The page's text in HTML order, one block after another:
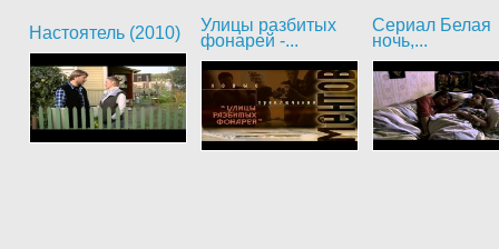
Настоятель (2010)
Улицы разбитых
фонарей -...
Сериал Белая
ночь,...